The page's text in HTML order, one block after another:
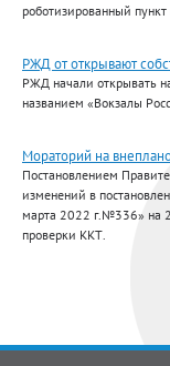
роботизированный
РЖД от открывают
РЖД начали открывать
названием «Вокзалы
Мораторий на
Постановлением
изменений в
марта 2022 г.№336» на
проверки ККТ.